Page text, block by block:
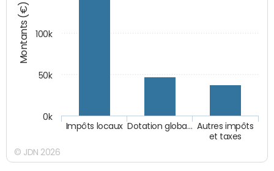
Montants (€)
Autres impôts
et taxes
Dotation globa…
Impôts locaux
0k
50k
100k
© JDN 2026